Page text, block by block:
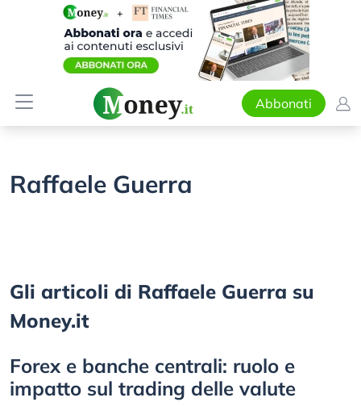
Abbonati
Raffaele Guerra
Gli articoli di Raffaele Guerra su
Money.it
Forex e banche centrali: ruolo e
impatto sul trading delle valute